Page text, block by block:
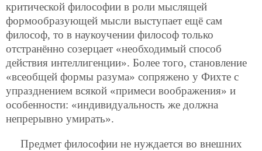
критической философии в роли мыслящей
формообразующей мысли выступает ещё сам
философ, то в наукоучении философ только
отстранённо созерцает «необходимый способ
действия интеллигенции». Более того, становление
«всеобщей формы разума» сопряжено у Фихте с
упразднением всякой «примеси воображения» и
особенности: «индивидуальность же должна
непрерывно умирать».
Предмет философии не нуждается во внешних